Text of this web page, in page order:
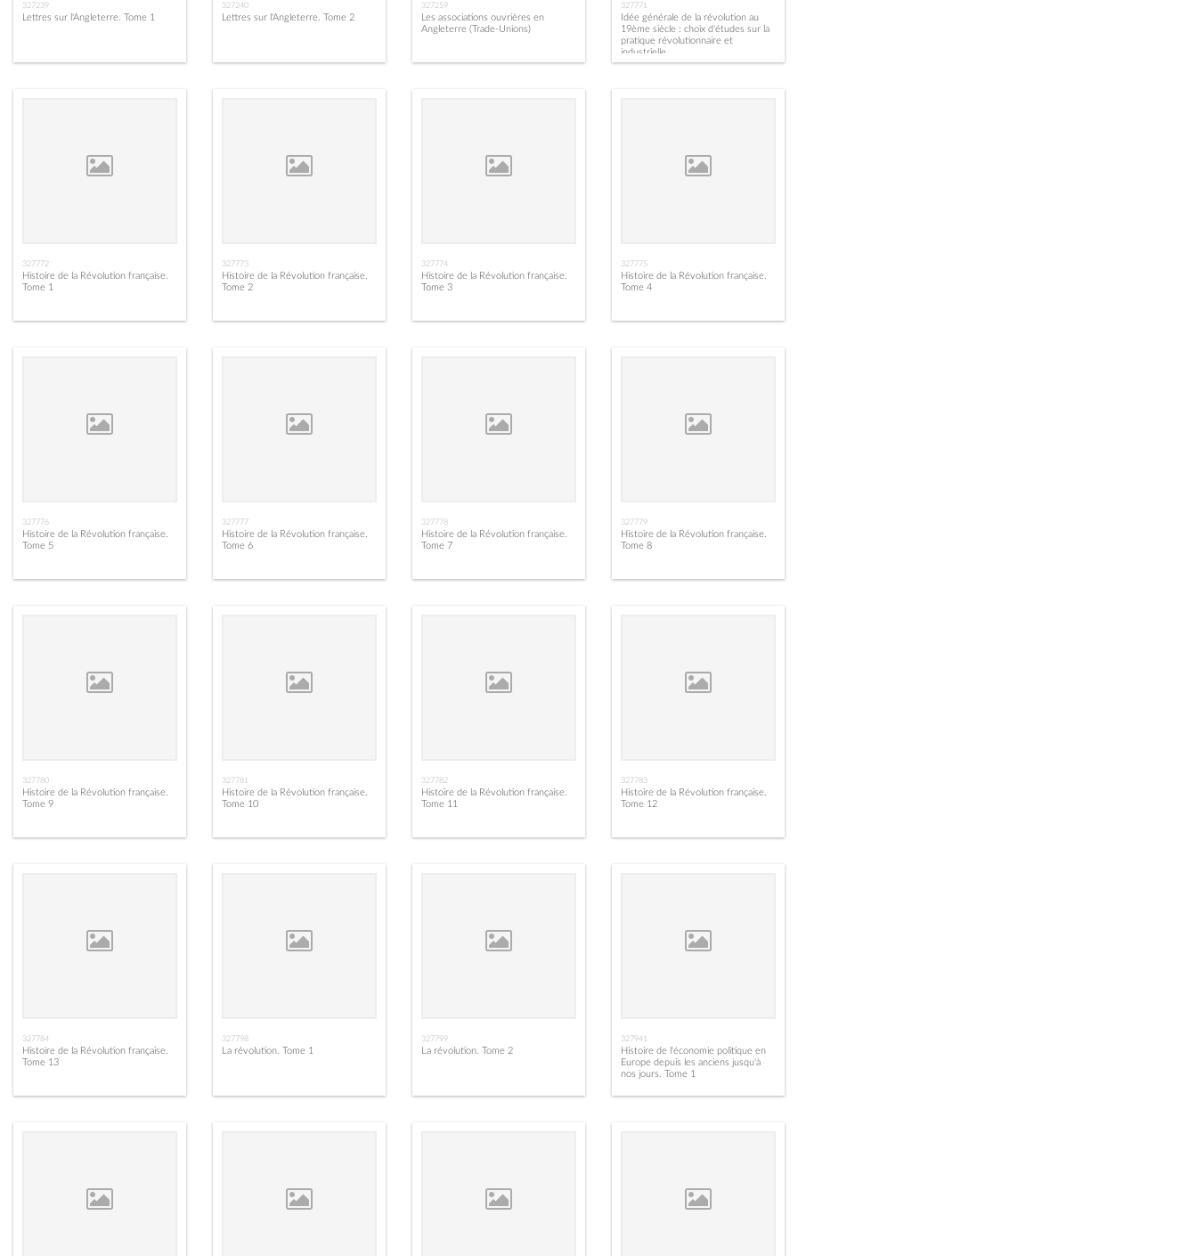
327239
Lettres sur l'Angleterre. Tome 1
327240
Lettres sur l'Angleterre. Tome 2
327259
Les associations ouvrières en
Angleterre (Trade-Unions)
327771
Idée générale de la révolution au
19ème siècle : choix d'études sur la
pratique révolutionnaire et
industrielle
327772
Histoire de la Révolution française.
Tome 1
327773
Histoire de la Révolution française.
Tome 2
327774
Histoire de la Révolution française.
Tome 3
327775
Histoire de la Révolution française.
Tome 4
327776
Histoire de la Révolution française.
Tome 5
327777
Histoire de la Révolution française.
Tome 6
327778
Histoire de la Révolution française.
Tome 7
327779
Histoire de la Révolution française.
Tome 8
327780
Histoire de la Révolution française.
Tome 9
327781
Histoire de la Révolution française.
Tome 10
327782
Histoire de la Révolution française.
Tome 11
327783
Histoire de la Révolution française.
Tome 12
327784
Histoire de la Révolution française.
Tome 13
327798
La révolution. Tome 1
327799
La révolution. Tome 2
327941
Histoire de l'économie politique en
Europe depuis les anciens jusqu'à
nos jours. Tome 1